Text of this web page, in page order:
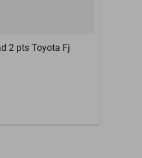
2 pts Toyota Fj